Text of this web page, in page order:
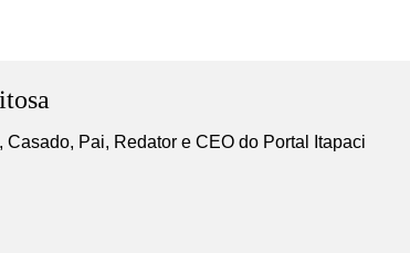
Casado, Pai, Redator e CEO do Portal Itapaci